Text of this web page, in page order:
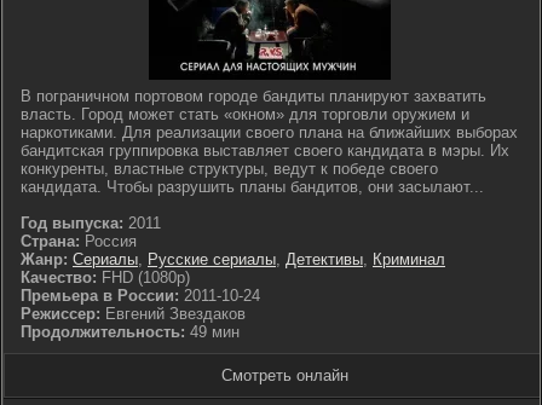
В пограничном портовом городе бандиты планируют захватить
власть. Город может стать «окном» для торговли оружием и
наркотиками. Для реализации своего плана на ближайших выборах
бандитская группировка выставляет своего кандидата в мэры. Их
конкуренты, властные структуры, ведут к победе своего
кандидата. Чтобы разрушить планы бандитов, они засылают...
Год выпуска: 2011
Страна: Россия
Жанр: Сериалы, Русские сериалы, Детективы, Криминал
Качество: FHD (1080p)
Премьера в России: 2011-10-24
Режиссер: Евгений Звездаков
Продолжительность: 49 мин
Смотреть онлайн